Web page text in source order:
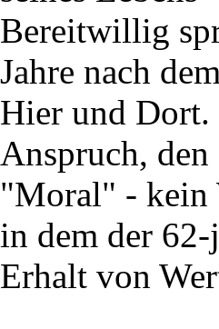
Bereitwillig
Jahre nach
Hier und Dort.
Anspruch,
"Moral" - kein
in dem der
Erhalt von